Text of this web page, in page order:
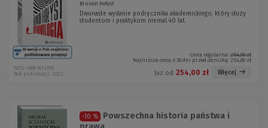
Brunon Hołyst
Dwunaste wydanie podręcznika akademickiego, który służy
studentom i praktykom niemal 40 lat.
Cena regularna: 254,00 zł
Najniższa cena z 30 dni przed obniżką: 254,00 zł
Już od: 254,00 zł Więcej
NEX-1006 W12P01
Rok publikacji: 2022
-10 %
Powszechna historia państwa i